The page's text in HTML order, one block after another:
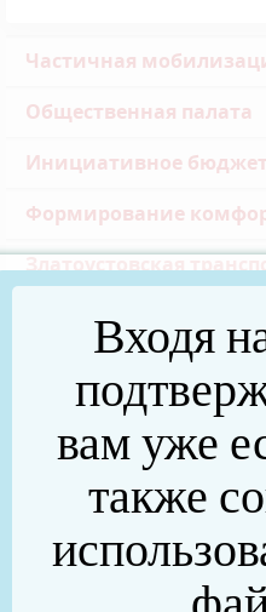
Частичная
Общественная палата
Инициативное
Формирование
Златоустовская
Реальные дела (архив)
Национальные проекты
75 лет Победы в
(архив)
Новости прокуратуры
Входя
вам уже
также